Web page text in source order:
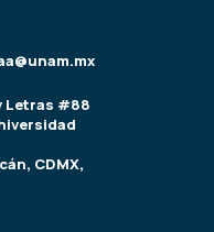
Letras #88
CDMX,